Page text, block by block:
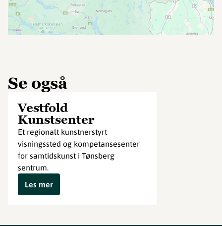
Se også
Vestfold
Kunstsenter
Et regionalt kunstnerstyrt
visningssted og kompetansesenter
for samtidskunst i Tønsberg
sentrum.
Les mer